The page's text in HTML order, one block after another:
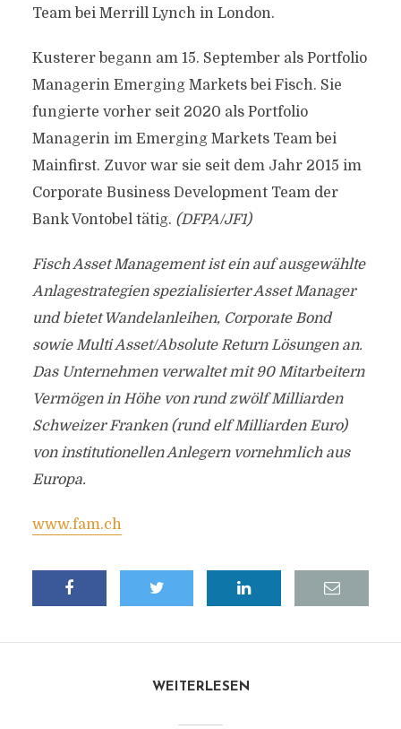
Team bei Merrill Lynch in London.
Kusterer begann am 15. September als Portfolio
Managerin Emerging Markets bei Fisch. Sie
fungierte vorher seit 2020 als Portfolio
Managerin im Emerging Markets Team bei
Mainfirst. Zuvor war sie seit dem Jahr 2015 im
Corporate Business Development Team der
Bank Vontobel tätig. (DFPA/JF1)
Fisch Asset Management ist ein auf ausgewählte
Anlagestrategien spezialisierter Asset Manager
und bietet Wandelanleihen, Corporate Bond
sowie Multi Asset/Absolute Return Lösungen an.
Das Unternehmen verwaltet mit 90 Mitarbeitern
Vermögen in Höhe von rund zwölf Milliarden
Schweizer Franken (rund elf Milliarden Euro)
von institutionellen Anlegern vornehmlich aus
Europa.
www.fam.ch
WEITERLESEN